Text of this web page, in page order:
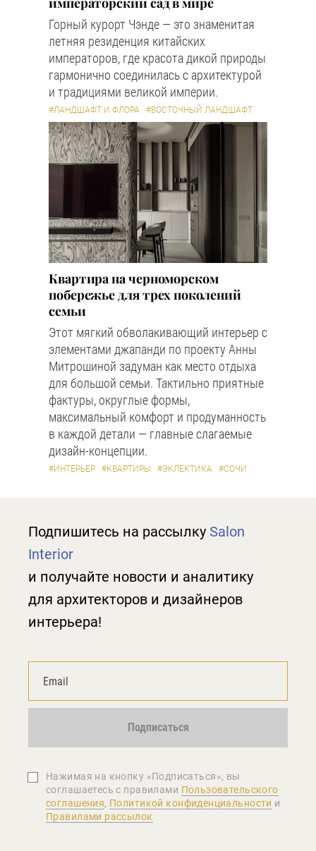
Горный курорт Чэнде — это знаменитая
летняя резиденция китайских
императоров, где красота дикой природы
гармонично соединилась с архитектурой
и традициями великой империи.
#ЛАНДШАФТ И ФЛОРА #ВОСТОЧНЫЙ ЛАНДШАФТ
Квартира на черноморском
побережье для трех поколений
семьи
Этот мягкий обволакивающий интерьер с
элементами джапанди по проекту Анны
Митрошиной задуман как место отдыха
для большой семьи. Тактильно приятные
фактуры, округлые формы,
максимальный комфорт и продуманность
в каждой детали — главные слагаемые
дизайн-концепции.
#ИНТЕРЬЕР #КВАРТИРЫ #ЭКЛЕКТИКА #СОЧИ
Подпишитесь на рассылку Salon
Interior
и получайте новости и аналитику
для архитекторов и дизайнеров
интерьера!
Подписаться
Нажимая на кнопку «Подписаться», вы
соглашаетеcь с правилами Пользовательского
соглашения, Политикой конфиденциальности и
Правилами рассылок